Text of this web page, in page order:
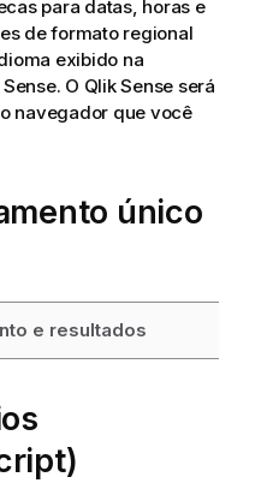
para datas, horas e
de formato regional
exibido na
. O Qlik Sense será
navegador que você
único
e resultados